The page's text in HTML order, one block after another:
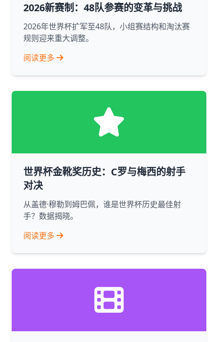
2026新赛制：48队参赛的变革与挑战
2026年世界杯扩军至48队，小组赛结构和淘汰赛
规则迎来重大调整。
阅读更多
世界杯金靴奖历史：C罗与梅西的射手
对决
从盖德·穆勒到姆巴佩，谁是世界杯历史最佳射
手？数据揭晓。
阅读更多